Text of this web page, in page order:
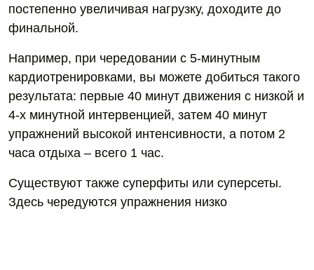
постепенно увеличивая нагрузку, доходите до
финальной.
Например, при чередовании с 5-минутным
кардиотренировками, вы можете добиться такого
результата: первые 40 минут движения с низкой и
4-х минутной интервенцией, затем 40 минут
упражнений высокой интенсивности, а потом 2
часа отдыха – всего 1 час.
Существуют также суперфиты или суперсеты.
Здесь чередуются упражнения низко